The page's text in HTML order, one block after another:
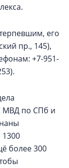
его
пр., 145),
+7-951-
МВД по СПб и
более 300